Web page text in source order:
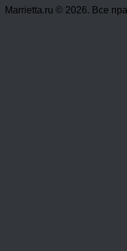
Marrietta.ru © 2026. Все